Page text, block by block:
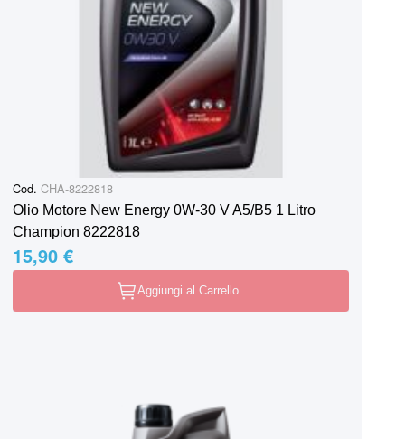
Cod. CHA-8222818
Olio Motore New Energy 0W-30 V A5/B5 1 Litro
Champion 8222818
15,90 €
Aggiungi al Carrello